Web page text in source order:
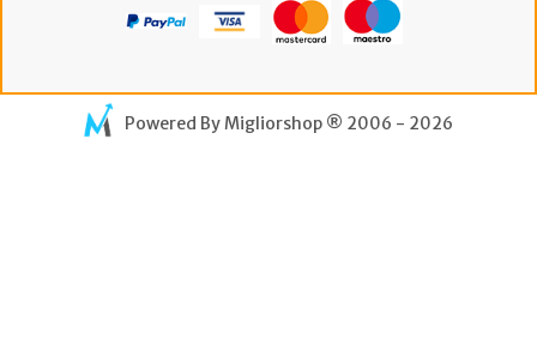
Powered ByMigliorshop® 2006 - 2026